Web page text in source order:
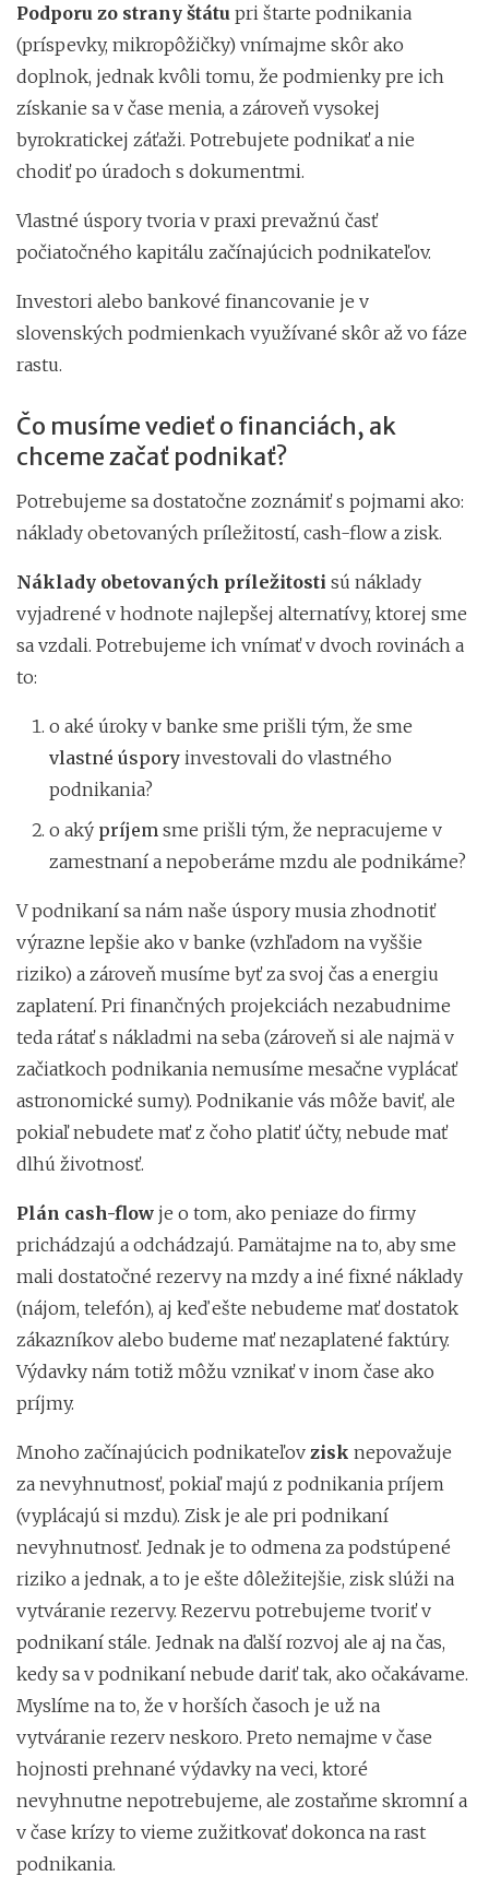
Podporu zo strany štátu pri štarte podnikania
(príspevky, mikropôžičky) vnímajme skôr ako
doplnok, jednak kvôli tomu, že podmienky pre ich
získanie sa v čase menia, a zároveň vysokej
byrokratickej záťaži. Potrebujete podnikať a nie
chodiť po úradoch s dokumentmi.
Vlastné úspory tvoria v praxi prevažnú časť
počiatočného kapitálu začínajúcich podnikateľov.
Investori alebo bankové financovanie je v
slovenských podmienkach využívané skôr až vo fáze
rastu.
Čo musíme vedieť o financiách, ak
chceme začať podnikať?
Potrebujeme sa dostatočne zoznámiť s pojmami ako:
náklady obetovaných príležitostí, cash-flow a zisk.
Náklady obetovaných príležitosti sú náklady
vyjadrené v hodnote najlepšej alternatívy, ktorej sme
sa vzdali. Potrebujeme ich vnímať v dvoch rovinách a
to:
o aké úroky v banke sme prišli tým, že sme
vlastné úspory investovali do vlastného
podnikania?
o aký príjem sme prišli tým, že nepracujeme v
zamestnaní a nepoberáme mzdu ale podnikáme?
V podnikaní sa nám naše úspory musia zhodnotiť
výrazne lepšie ako v banke (vzhľadom na vyššie
riziko) a zároveň musíme byť za svoj čas a energiu
zaplatení. Pri finančných projekciách nezabudnime
teda rátať s nákladmi na seba (zároveň si ale najmä v
začiatkoch podnikania nemusíme mesačne vyplácať
astronomické sumy). Podnikanie vás môže baviť, ale
pokiaľ nebudete mať z čoho platiť účty, nebude mať
dlhú životnosť.
Plán cash-flow je o tom, ako peniaze do firmy
prichádzajú a odchádzajú. Pamätajme na to, aby sme
mali dostatočné rezervy na mzdy a iné fixné náklady
(nájom, telefón), aj keď ešte nebudeme mať dostatok
zákazníkov alebo budeme mať nezaplatené faktúry.
Výdavky nám totiž môžu vznikať v inom čase ako
príjmy.
Mnoho začínajúcich podnikateľov zisk nepovažuje
za nevyhnutnosť, pokiaľ majú z podnikania príjem
(vyplácajú si mzdu). Zisk je ale pri podnikaní
nevyhnutnosť. Jednak je to odmena za podstúpené
riziko a jednak, a to je ešte dôležitejšie, zisk slúži na
vytváranie rezervy. Rezervu potrebujeme tvoriť v
podnikaní stále. Jednak na ďalší rozvoj ale aj na čas,
kedy sa v podnikaní nebude dariť tak, ako očakávame.
Myslíme na to, že v horších časoch je už na
vytváranie rezerv neskoro. Preto nemajme v čase
hojnosti prehnané výdavky na veci, ktoré
nevyhnutne nepotrebujeme, ale zostaňme skromní a
v čase krízy to vieme zužitkovať dokonca na rast
podnikania.